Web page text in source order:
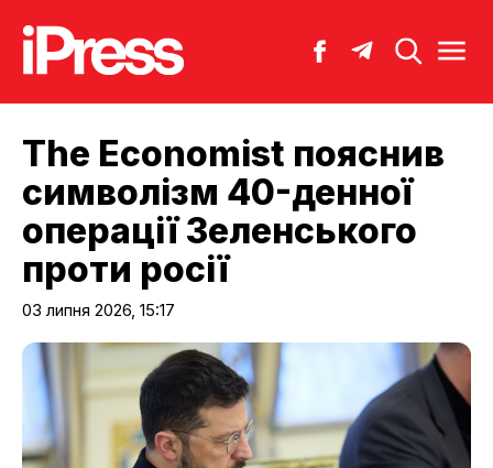
The Economist пояснив
символізм 40-денної
операції Зеленського
проти росії
03 липня 2026, 15:17